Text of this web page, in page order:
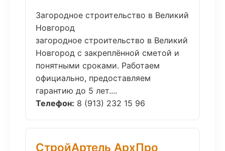
Загородное строительство в Великий
Новгород
загородное строительство в Великий
Новгород с закреплённой сметой и
понятными сроками. Работаем
официально, предоставляем
гарантию до 5 лет....
Телефон: 8 (913) 232 15 96
СтройАртель АрхПро